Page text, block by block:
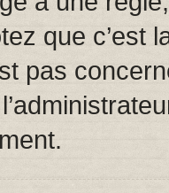
que c’est
pas